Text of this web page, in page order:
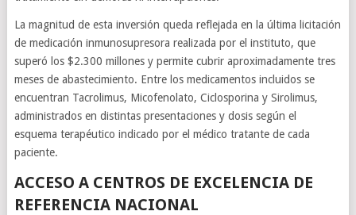
La magnitud de esta inversión queda reflejada en la última licitación
de medicación inmunosupresora realizada por el instituto, que
superó los $2.300 millones y permite cubrir aproximadamente tres
meses de abastecimiento. Entre los medicamentos incluidos se
encuentran Tacrolimus, Micofenolato, Ciclosporina y Sirolimus,
administrados en distintas presentaciones y dosis según el
esquema terapéutico indicado por el médico tratante de cada
paciente.
ACCESO A CENTROS DE EXCELENCIA DE
REFERENCIA NACIONAL